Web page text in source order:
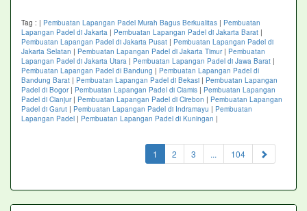
Tag : | Pembuatan Lapangan Padel Murah Bagus Berkualitas | Pembuatan
Lapangan Padel di Jakarta | Pembuatan Lapangan Padel di Jakarta Barat |
Pembuatan Lapangan Padel di Jakarta Pusat | Pembuatan Lapangan Padel di
Jakarta Selatan | Pembuatan Lapangan Padel di Jakarta Timur| Pembuatan
Lapangan Padel di Jakarta Utara | Pembuatan Lapangan Padel di Jawa Barat |
Pembuatan Lapangan Padel di Bandung | Pembuatan Lapangan Padel di
Bandung Barat | Pembuatan Lapangan Padel di Bekasi | Pembuatan Lapangan
Padel di Bogor| Pembuatan Lapangan Padel di Ciamis | Pembuatan Lapangan
Padel di Cianjur| Pembuatan Lapangan Padel di Cirebon | Pembuatan Lapangan
Padel di Garut | Pembuatan Lapangan Padel di Indramayu | Pembuatan
Lapangan Padel | Pembuatan Lapangan Padel di Kuningan |
1 (current)
2 3 ... 104